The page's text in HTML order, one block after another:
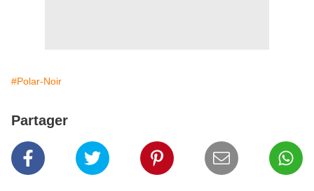
#Polar-Noir
Partager